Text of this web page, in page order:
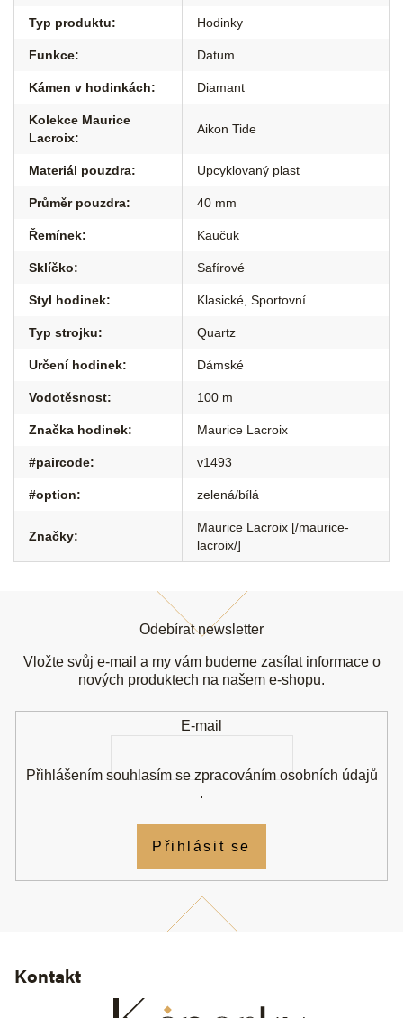
Typ produktu: Hodinky
Funkce: Datum
Kámen v hodinkách: Diamant
Kolekce Maurice
Lacroix:
Aikon Tide
Materiál pouzdra: Upcyklovaný plast
Průměr pouzdra: 40 mm
Řemínek: Kaučuk
Sklíčko: Safírové
Styl hodinek: Klasické Sportovní
Typ strojku: Quartz
Určení hodinek: Dámské
Vodotěsnost: 100 m
Značka hodinek: Maurice Lacroix
#paircode: v1493
#option: zelená/bílá
Značky:
Maurice Lacroix [/maurice-
lacroix/]
Kontakt
Odebírat newsletter
Vložte svůj e-mail a my vám budeme zasílat informace o
nových produktech na našem e-shopu.
E-mail
Přihlášením souhlasím se zpracováním osobních údajů
.
Přihlásit se